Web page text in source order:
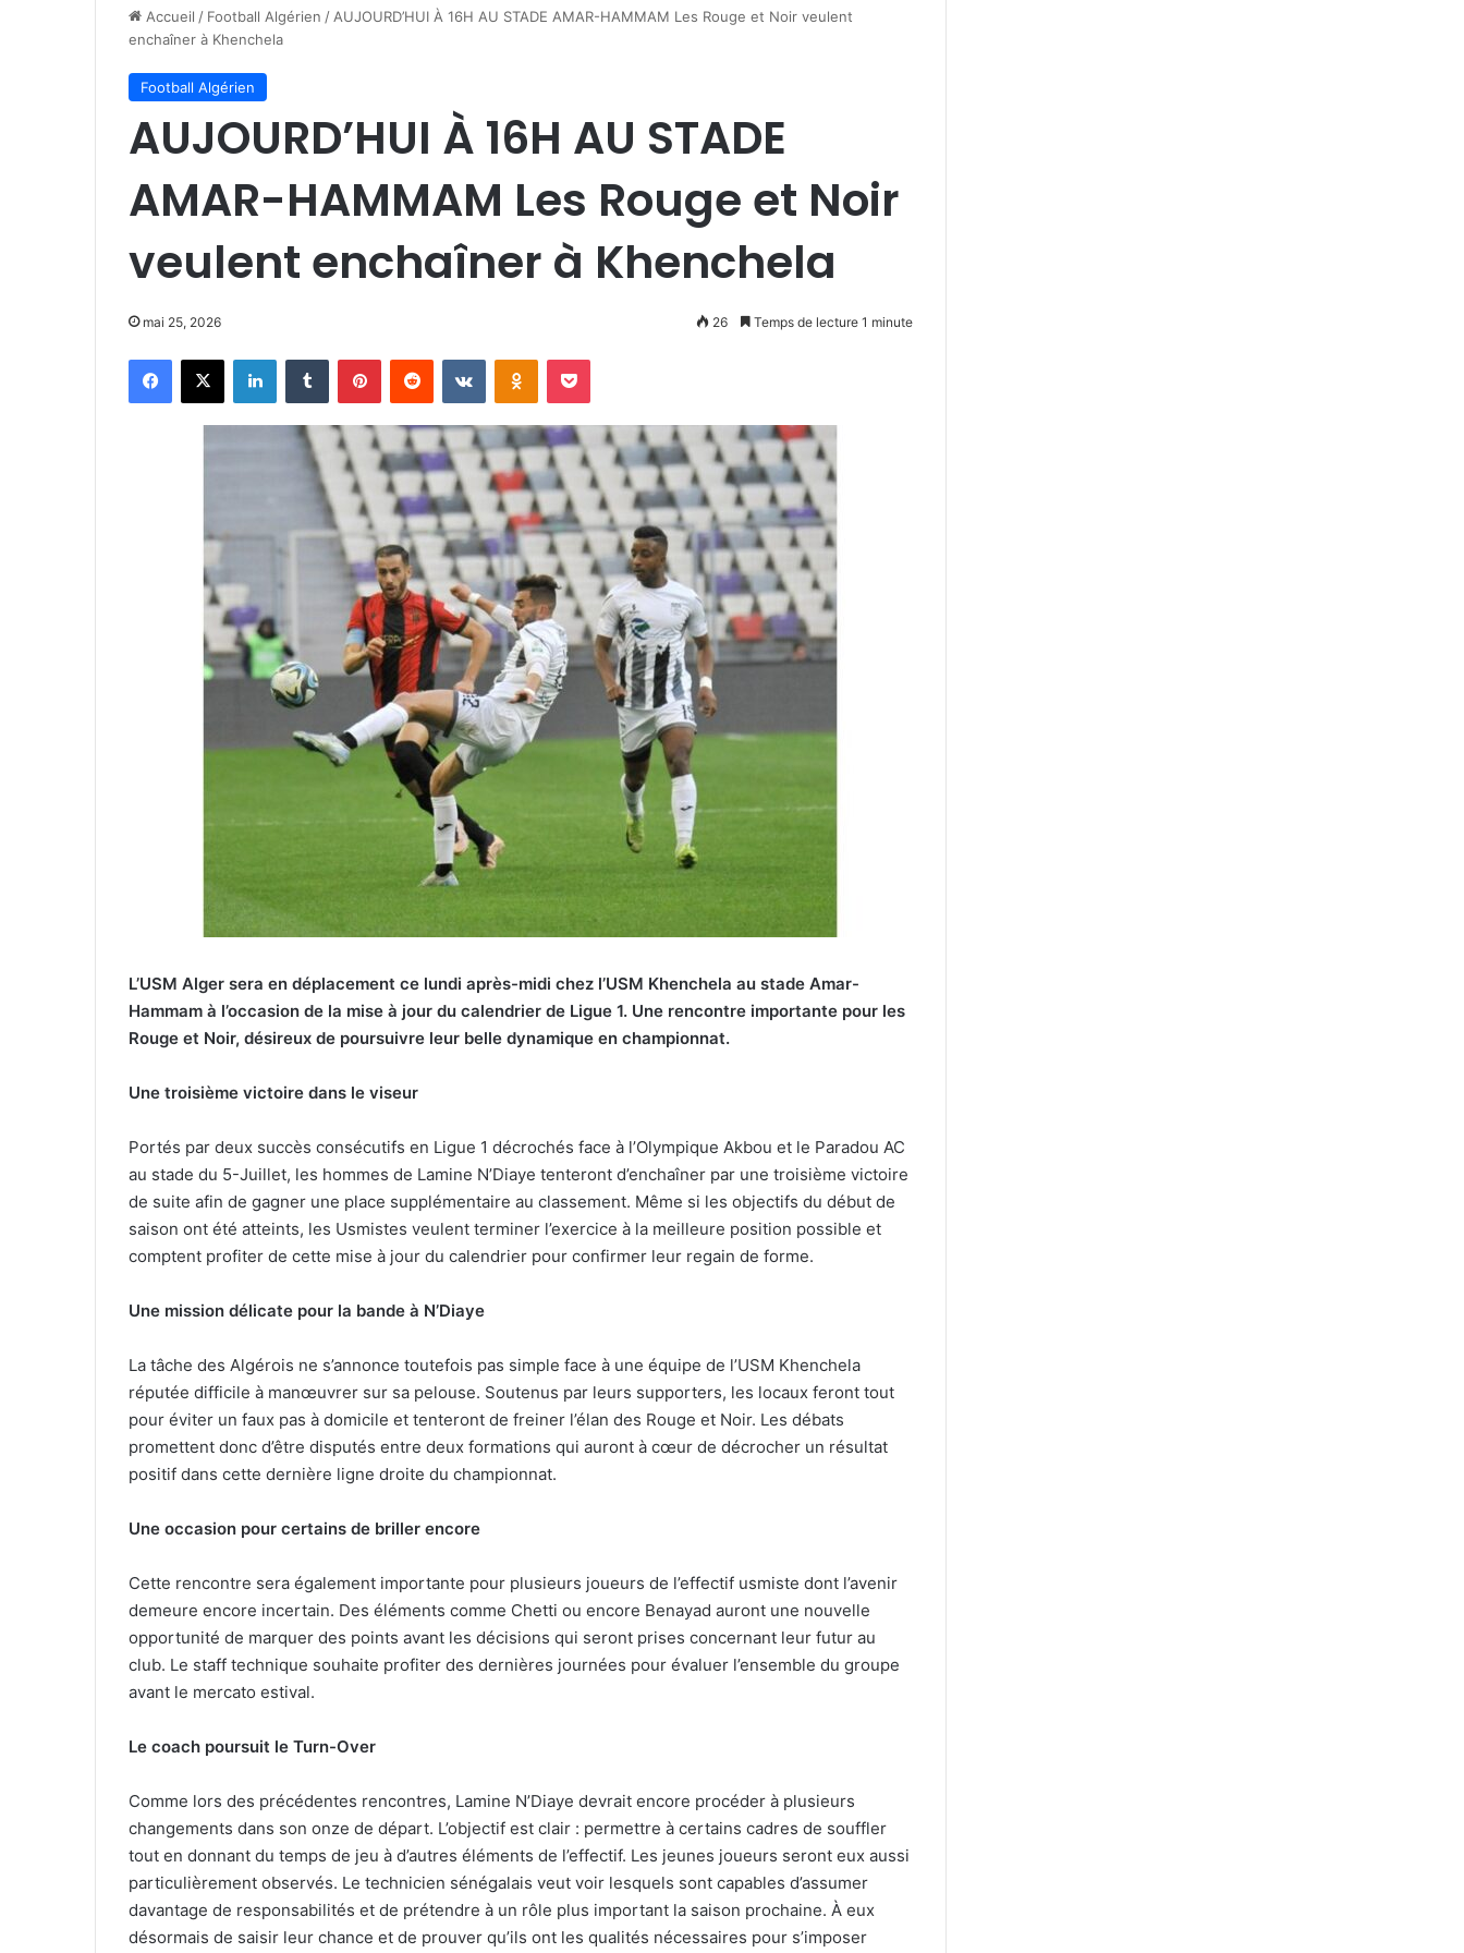
Accueil / Football Algérien / AUJOURD’HUI À 16H AU STADE AMAR-HAMMAM Les Rouge et Noir veulent
enchaîner à Khenchela
Football Algérien
AUJOURD’HUI À 16H AU STADE
AMAR-HAMMAM Les Rouge et Noir
veulent enchaîner à Khenchela
mai 25, 2026 26 Temps de lecture 1 minute
Facebook
X LinkedinTumblr PinterestReddit VKontakteOdnoklassniki
Pocket
L’USM Alger sera en déplacement ce lundi après-midi chez l’USM Khenchela au stade Amar-
Hammam à l’occasion de la mise à jour du calendrier de Ligue 1. Une rencontre importante pour les
Rouge et Noir, désireux de poursuivre leur belle dynamique en championnat.
Une troisième victoire dans le viseur
Portés par deux succès consécutifs en Ligue 1 décrochés face à l’Olympique Akbou et le Paradou AC
au stade du 5-Juillet, les hommes de Lamine N’Diaye tenteront d’enchaîner par une troisième victoire
de suite afin de gagner une place supplémentaire au classement. Même si les objectifs du début de
saison ont été atteints, les Usmistes veulent terminer l’exercice à la meilleure position possible et
comptent profiter de cette mise à jour du calendrier pour confirmer leur regain de forme.
Une mission délicate pour la bande à N’Diaye
La tâche des Algérois ne s’annonce toutefois pas simple face à une équipe de l’USM Khenchela
réputée difficile à manœuvrer sur sa pelouse. Soutenus par leurs supporters, les locaux feront tout
pour éviter un faux pas à domicile et tenteront de freiner l’élan des Rouge et Noir. Les débats
promettent donc d’être disputés entre deux formations qui auront à cœur de décrocher un résultat
positif dans cette dernière ligne droite du championnat.
Une occasion pour certains de briller encore
Cette rencontre sera également importante pour plusieurs joueurs de l’effectif usmiste dont l’avenir
demeure encore incertain. Des éléments comme Chetti ou encore Benayad auront une nouvelle
opportunité de marquer des points avant les décisions qui seront prises concernant leur futur au
club. Le staff technique souhaite profiter des dernières journées pour évaluer l’ensemble du groupe
avant le mercato estival.
Le coach poursuit le Turn-Over
Comme lors des précédentes rencontres, Lamine N’Diaye devrait encore procéder à plusieurs
changements dans son onze de départ. L’objectif est clair : permettre à certains cadres de souffler
tout en donnant du temps de jeu à d’autres éléments de l’effectif. Les jeunes joueurs seront eux aussi
particulièrement observés. Le technicien sénégalais veut voir lesquels sont capables d’assumer
davantage de responsabilités et de prétendre à un rôle plus important la saison prochaine. À eux
désormais de saisir leur chance et de prouver qu’ils ont les qualités nécessaires pour s’imposer